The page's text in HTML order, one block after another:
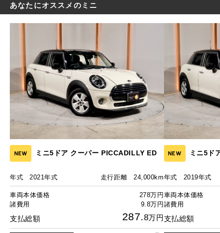
あなたにオススメのミニ
NEW ミニ5ドア クーパー PICCADILLY ED
年式 2021年式 走行距離 24,000km
車両本体価格
278万円
諸費用
9.8万円
支払総額 287.8万円
NEW ミニ5ド
年式 2019年式
車両本体価格
諸費用
支払総額